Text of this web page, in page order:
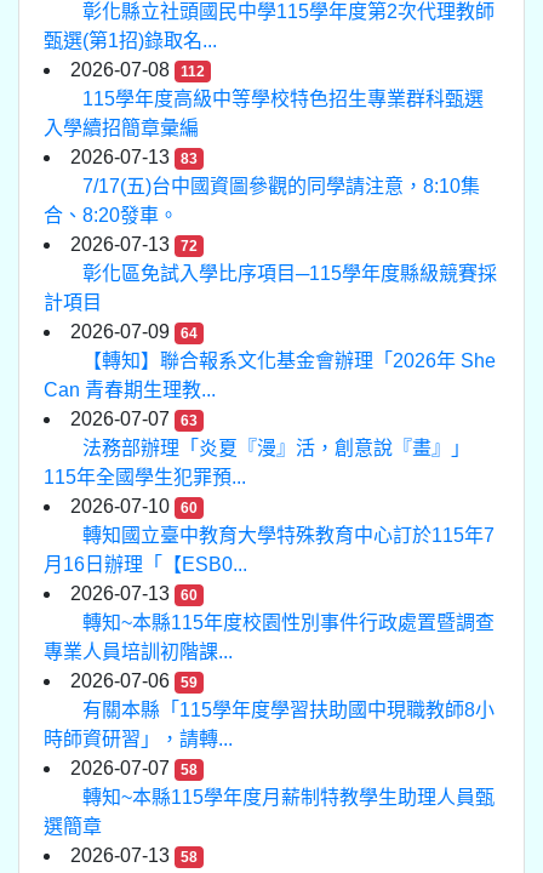
彰化縣立社頭國民中學115學年度第2次代理教師
甄選(第1招)錄取名...
2026-07-08
112
115學年度高級中等學校特色招生專業群科甄選
入學續招簡章彙編
2026-07-13
83
7/17(五)台中國資圖參觀的同學請注意，8:10集
合、8:20發車。
2026-07-13
72
彰化區免試入學比序項目─115學年度縣級競賽採
計項目
2026-07-09
64
【轉知】聯合報系文化基金會辦理「2026年 She
Can 青春期生理教...
2026-07-07
63
法務部辦理「炎夏『漫』活，創意說『畫』」
115年全國學生犯罪預...
2026-07-10
60
轉知國立臺中教育大學特殊教育中心訂於115年7
月16日辦理「【ESB0...
2026-07-13
60
轉知~本縣115年度校園性別事件行政處置暨調查
專業人員培訓初階課...
2026-07-06
59
有關本縣「115學年度學習扶助國中現職教師8小
時師資研習」，請轉...
2026-07-07
58
轉知~本縣115學年度月薪制特教學生助理人員甄
選簡章
2026-07-13
58